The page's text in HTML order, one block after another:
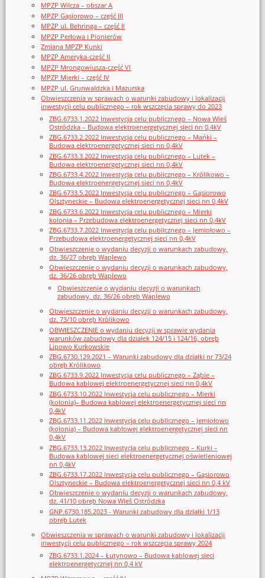
MPZP Wilcza – obszar A
MPZP Gąsiorowo – część III
MPZP ul. Behringa – część II
MPZP Perłowa i Pionierów
Zmiana MPZP Kunki
MPZP Ameryka-część II
MPZP Mrongowiusza-część VI
MPZP Mierki – część IV
MPZP ul. Grunwaldzka i Mazurska
Obwieszczenia w sprawach o warunki zabudowy i lokalizacji
inwestycji celu publicznego – rok wszczęcia sprawy do 2023
ZBG.6733.1.2022 Inwestycja celu publicznego – Nowa Wieś
Ostródzka – Budowa elektroenergetycznej sieci nn 0,4kV
ZBG.6733.2.2022 Inwestycja celu publicznego – Mańki –
Budowa elektroenergetycznej sieci nn 0,4kV
ZBG.6733.3.2022 Inwestycja celu publicznego – Lutek –
Budowa elektroenergetycznej sieci nn 0,4kV
ZBG.6733.4.2022 Inwestycja celu publicznego – Królikowo –
Budowa elektroenergetycznej sieci nn 0,4kV
ZBG.6733.5.2022 Inwestycja celu publicznego – Gąsiorowo
Olsztyneckie – Budowa elektroenergetycznej sieci nn 0,4kV
ZBG.6733.6.2022 Inwestycja celu publicznego – Mierki
kolonia – Przebudowa elektroenergetycznej sieci nn 0,4kV
ZBG.6733.7.2022 Inwestycja celu publicznego – Jemiołowo –
Przebudowa elektroenergetycznej sieci nn 0,4kV
Obwieszczenie o wydaniu decyzji o warunkach zabudowy,
dz. 36/27 obręb Waplewo
Obwieszczenie o wydaniu decyzji o warunkach zabudowy,
dz. 36/26 obręb Waplewo
Obwieszczenie o wydaniu decyzji o warunkach
zabudowy, dz. 36/26 obręb Waplewo
Obwieszczenie o wydaniu decyzji o warunkach zabudowy,
dz. 73/10 obręb Królikowo
OBWIESZCZENIE o wydaniu decyzji w sprawie wydania
warunków zabudowy dla działek 124/15 i 124/16, obręb
Lipowo Kurkowskie
ZBG.6730.129.2021 – Warunki zabudowy dla działki nr 73/24
obręb Królikowo
ZBG.6733.9.2022 Inwestycja celu publicznego – Ząbie –
Budowa kablowej elektroenergetycznej sieci nn 0,4kV
ZBG.6733.10.2022 Inwestycja celu publicznego – Mierki
(kolonia)– Budowa kablowej elektroenergetycznej sieci nn
0,4kV
ZBG.6733.11.2022 Inwestycja celu publicznego – Jemiołowo
(kolonia) – Budowa kablowej elektroenergetycznej sieci nn
0,4kV
ZBG.6733.13.2022 Inwestycja celu publicznego – Kurki –
Budowa kablowej sieci elektroenergetycznej oświetleniowej
nn 0,4kV
ZBG.6733.17.2022 Inwestycja celu publicznego – Gąsiorowo
Olsztyneckie – Budowa elektroenergetycznej sieci nn 0,4 kV
Obwieszczenie o wydaniu decyzji o warunkach zabudowy,
dz. 41/10 obręb Nowa Wieś Ostródzka
GNP.6730.185.2023 - Warunki zabudowy dla działki 1/13
obręb Lutek
Obwieszczenia w sprawach o warunki zabudowy i lokalizacji
inwestycji celu publicznego – rok wszczęcia sprawy 2024
ZBG.6733.1.2024 – Łutynowo – Budowa kablowej sieci
elektroenergetycznej nn 0,4 kV